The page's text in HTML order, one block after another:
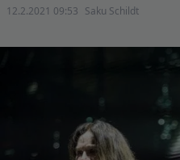
12.2.2021 09:53 Saku Schildt